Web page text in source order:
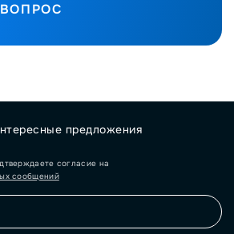
предложения
согласие на
сообщений